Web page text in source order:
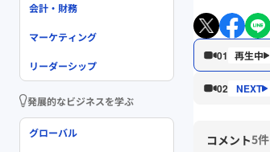
01
02
コメント5件
会計・財務
マーケティング
リーダーシップ
発展的なビジネスを学ぶ
グローバル